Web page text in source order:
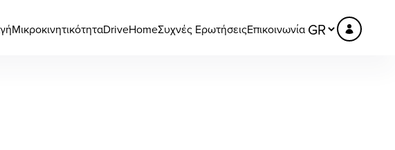
ΜικροκινητικότηταDriveHomeΣυχνές ΕρωτήσειςΕπικοινωνία